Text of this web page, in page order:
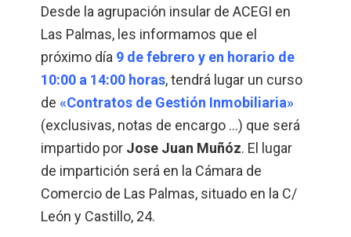
Desde la agrupación insular de ACEGI en
Las Palmas, les informamos que el
próximo día 9 de febrero y en horario de
10:00 a 14:00 horas, tendrá lugar un curso
de«Contratos de Gestión Inmobiliaria»
(exclusivas, notas de encargo …) que será
impartido por Jose Juan Muñóz. El lugar
de impartición será en la Cámara de
Comercio de Las Palmas, situado en la C/
León y Castillo, 24.